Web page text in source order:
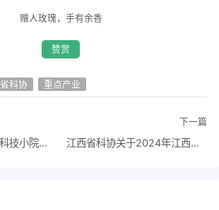
赠人玫瑰，手有余香
赞赏
省科协 重点产业
关于2023年第三批科技小院评估等次的公示
下一篇
江西省科协关于2024年江西省“最美科技工作者”学习宣传活动项目申报评审的通知